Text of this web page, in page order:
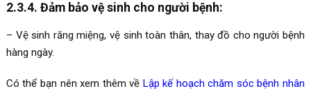
2.3.4. Đảm bảo vệ sinh cho người bệnh:
– Vệ sinh răng miệng, vệ sinh toàn thân, thay đồ cho người bệnh
hàng ngày.
Có thể bạn nên xem thêm về Lập kế hoạch chăm sóc bệnh nhân